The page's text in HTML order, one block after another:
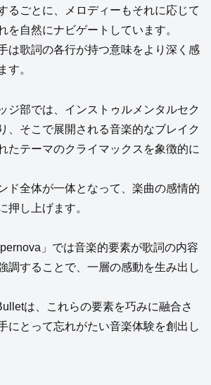
るごとに、メロディーもそれに応じて
を自然にナビゲートしています。
は歌詞の各行が持つ意味をより深く感
す。
ジ部では、インストゥルメンタルセク
、そこで展開される音楽的なブレイク
たテーマのクライマックスを象徴的に
ド全体が一体となって、楽曲の感情的
押し上げます。
」では音楽的要素が歌詞の内容
調することで、一層の感動を生み出し
は、これらの要素を巧みに融合さ
にとって忘れがたい音楽体験を創出し